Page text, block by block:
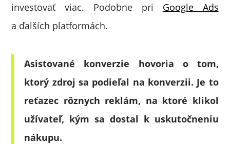
investovať viac. Podobne pri Google Ads
a ďalších platformách.
Asistované konverzie hovoria o tom,
ktorý zdroj sa podieľal na konverzii. Je to
reťazec rôznych reklám, na ktoré klikol
užívateľ, kým sa dostal k uskutočneniu
nákupu.